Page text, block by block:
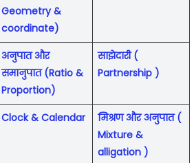
Geometry &
coordinate)
अनुपात और
समानुपात (Ratio &
Proportion)
साझेदारी (
Partnership )
Clock & Calendar
मिश्रण और अनुपात (
Mixture &
alligation )